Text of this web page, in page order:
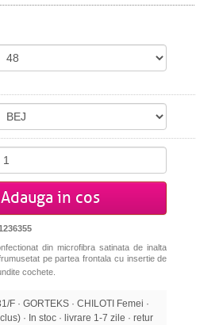
Adauga in cos
din microfibra satinata de inalta
pe partea frontala cu insertie de
cochete.
F · GORTEKS · CHILOTI Femei ·
· In stoc · livrare 1-7 zile · retur